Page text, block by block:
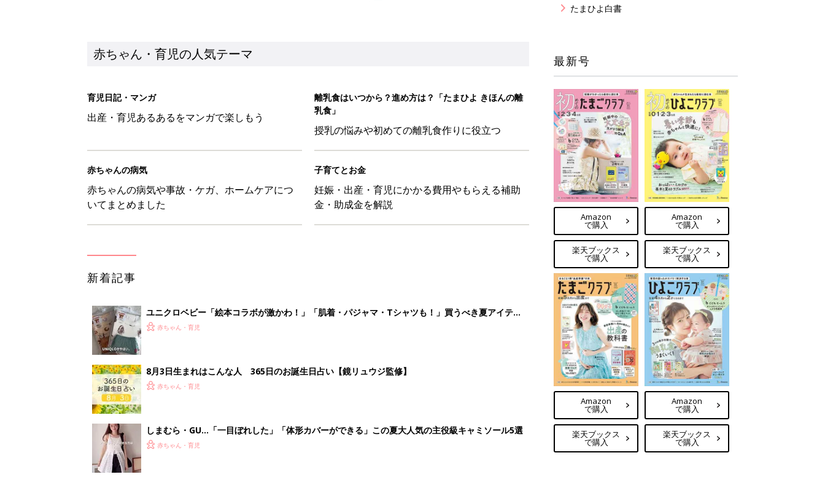
赤ちゃん・育児の人気テーマ
育児日記・マンガ
出産・育児あるあるをマンガで楽しもう
離乳食はいつから？進め方は？「たまひよ きほんの離
乳食」
授乳の悩みや初めての離乳食作りに役立つ
赤ちゃんの病気
赤ちゃんの病気や事故・ケガ、ホームケアにつ
いてまとめました
子育てとお金
妊娠・出産・育児にかかる費用やもらえる補助
金・助成金を解説
新着記事
ユニクロベビー「絵本コラボが激かわ！」「肌着・パジャマ・Tシャツも！」買うべき夏アイテム
5選赤ちゃん・育児
8月3日生まれはこんな人 365日のお誕生日占い【鏡リュウジ監修】
赤ちゃん・育児
しまむら・GU…「一目ぼれした」「体形カバーができる」この夏大人気の主役級キャミソール5選
赤ちゃん・育児
たまひよ白書
最新号
Amazon
で購入
楽天ブックス
で購入
Amazon
で購入
楽天ブックス
で購入
Amazon
で購入
楽天ブックス
で購入
Amazon
で購入
楽天ブックス
で購入